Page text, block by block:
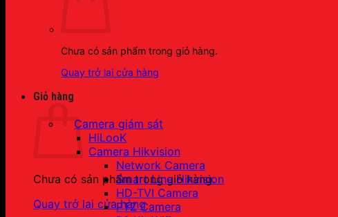
Chưa có sản phẩm trong giỏ hàng.
Quay trở lại cửa hàng
Giỏ hàng
Chưa có sản phẩm trong giỏ hàng.
Quay trở lại cửa hàng
Camera giám sát
HiLooK
Camera Hikvision
Network Camera
Smart Line Hikvision
HD-TVI Camera
PTZ Camera